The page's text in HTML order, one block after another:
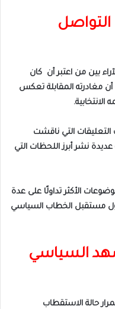
بين من اعتبر أن كان
مغادرته المقابلة تعكس
التي ناقشت
نشر أبرز اللحظات التي
الأكثر تداولًا على عدة
مستقبل الخطاب السياسي
السياسي
حالة الاستقطاب